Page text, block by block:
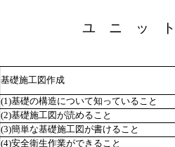
ユ ニ ッ
基礎施工図作成
(1)基礎の構造について知っていること
(2)基礎施工図が読めること
(3)簡単な基礎施工図が書けること
(4)安全衛生作業ができること